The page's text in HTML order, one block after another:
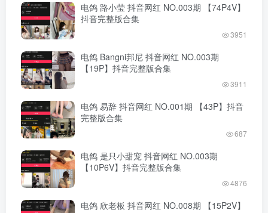
电鸽 路小莹 抖音网红 NO.003期 【74P4V】
抖音完整版合集
3951
电鸽 Bangni邦尼 抖音网红 NO.003期
【19P】抖音完整版合集
3911
电鸽 易辞 抖音网红 NO.001期 【43P】抖音
完整版合集
687
电鸽 是只小甜宠 抖音网红 NO.003期
【10P6V】抖音完整版合集
4876
电鸽 欣老板 抖音网红 NO.008期 【15P2V】